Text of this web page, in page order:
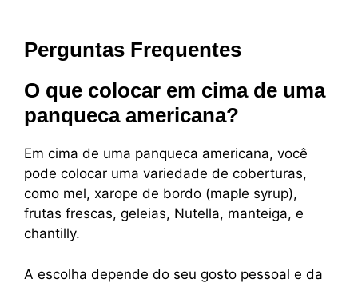
Perguntas Frequentes
O que colocar em cima de uma
panqueca americana?
Em cima de uma panqueca americana, você
pode colocar uma variedade de coberturas,
como mel, xarope de bordo (maple syrup),
frutas frescas, geleias, Nutella, manteiga, e
chantilly.
A escolha depende do seu gosto pessoal e da